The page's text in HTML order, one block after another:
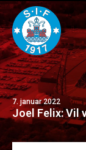
7. januar 2022
Joel Felix: Vil